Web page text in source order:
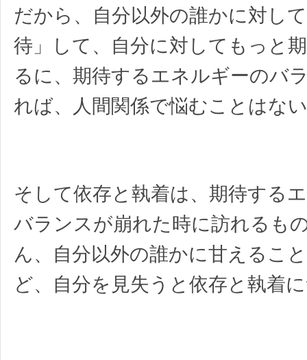
だから、自分以外の誰かに対し
待」して、自分に対してもっと
るに、期待するエネルギーのバ
れば、人間関係で悩むことはな
そして依存と執着は、期待する
バランスが崩れた時に訪れるも
ん、自分以外の誰かに甘えるこ
ど、自分を見失うと依存と執着